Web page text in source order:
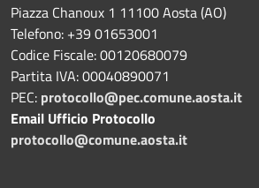
Piazza Chanoux 1 11100 Aosta (AO)
Telefono: +39 01653001
Codice Fiscale: 00120680079
Partita IVA: 00040890071
PEC: protocollo@pec.comune.aosta.it
Email Ufficio Protocollo
protocollo@comune.aosta.it